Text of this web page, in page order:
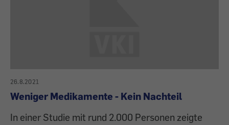
26.8.2021
Weniger Medikamente - Kein Nachteil
In einer Studie mit rund 2.000 Personen zeigte